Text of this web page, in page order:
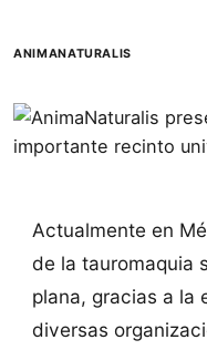
ANIMANATURALIS
Actualmente en
de la tauromaquia
plana, gracias a la
diversas